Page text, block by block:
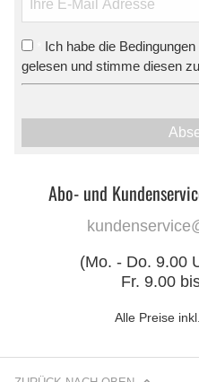
Ich habe die
gelesen und stimme diesen
Abo- und
(Mo. - Do. 9.00
Fr. 9.00
Alle Preise